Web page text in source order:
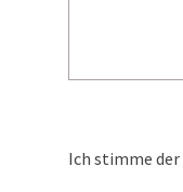
Ich stimme der